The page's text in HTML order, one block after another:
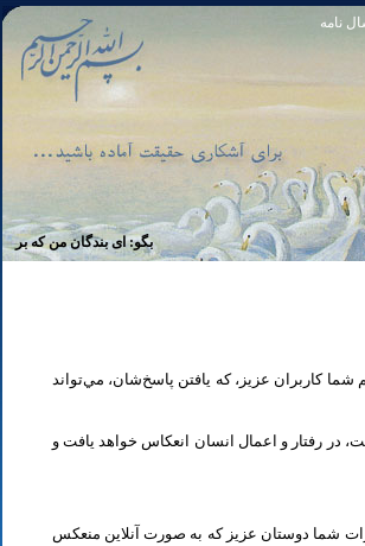
نامه
بگو: اى بندگان من كه بر خويشتنتا [مبادا] كسى بگويد: افسوس بر آنچه در كار خدا كوتاهى كردم! و حقّا كه من از ريشخند كنندگان بودم. سوره زمر 56
كاربران عزیز، که یافتن پاسخ‌‌شان، مي‌تواند
در رفتار و اعمال انسان انعكاس خواهد يافت و
شما دوستان عزیز که به صورت آنلاین منعکس